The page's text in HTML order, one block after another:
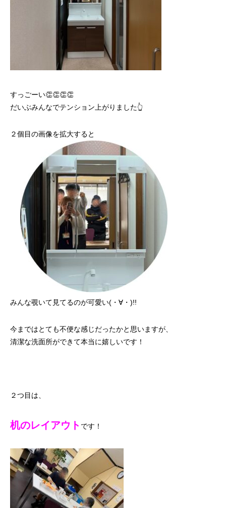
すっごーい👏👏👏👏
だいぶみんなでテンション上がりました👆
２個目の画像を拡大すると
みんな覗いて見てるのが可愛い(・∀・)!!
今まではとても不便な感じだったかと思いますが、
清潔な洗面所ができて本当に嬉しいです！
２つ目は、
机のレイアウト です！